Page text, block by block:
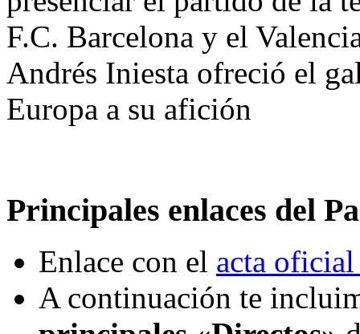
F.C. Barcelona y el
Andrés Iniesta ofreció el
Europa a su afición
Principales enlaces del
Enlace con el acta
A continuación te